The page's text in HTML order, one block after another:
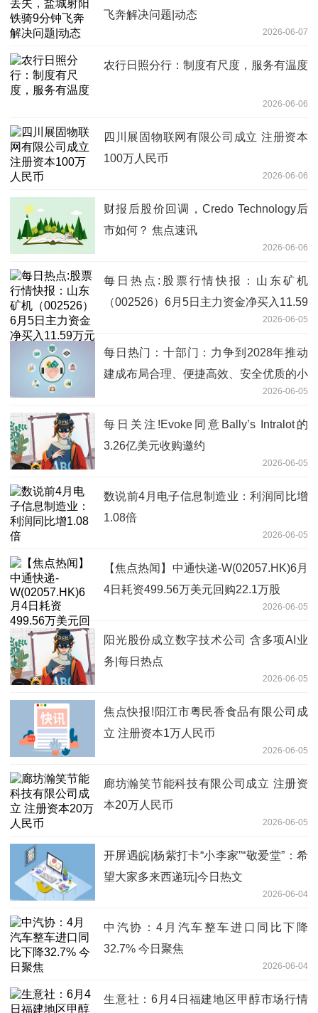
飞奔解决问题|动态
2026-06-07
农行日照分行：制度有尺度，服务有温度
2026-06-06
四川展固物联网有限公司成立 注册资本
100万人民币
2026-06-06
财报后股价回调，Credo Technology后
市如何？ 焦点速讯
2026-06-06
每日热点:股票行情快报：山东矿机
（002526）6月5日主力资金净买入11.59
2026-06-05
每日热门：十部门：力争到2028年推动
建成布局合理、便捷高效、安全优质的小
2026-06-05
每日关注!Evoke同意Bally’s Intralot的
3.26亿美元收购邀约
2026-06-05
数说前4月电子信息制造业：利润同比增
1.08倍
2026-06-05
【焦点热闻】中通快递-W(02057.HK)6月
4日耗资499.56万美元回购22.1万股
2026-06-05
阳光股份成立数字技术公司 含多项AI业
务|每日热点
2026-06-05
焦点快报!阳江市粤民香食品有限公司成
立 注册资本1万人民币
2026-06-05
廊坊瀚笑节能科技有限公司成立 注册资
本20万人民币
2026-06-05
开屏遇皖|杨紫打卡“小李家”“敬爱堂”：希
望大家多来西递玩|今日热文
2026-06-04
中汽协：4月汽车整车进口同比下降
32.7% 今日聚焦
2026-06-04
生意社：6月4日福建地区甲醇市场行情